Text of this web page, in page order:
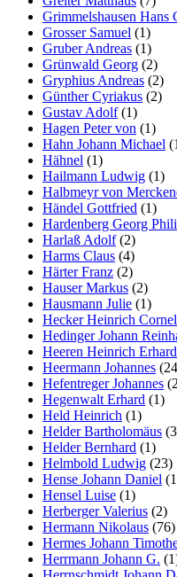
Grimmelshausen Hans
Grosser Samuel (1)
Gruber Andreas (1)
Grünwald Georg (2)
Gryphius Andreas (2)
Günther Cyriakus (2)
Gustav Adolf(1)
Hagen Peter von (1)
Hahn Johann Michael
Hähnel (1)
Hailmann Ludwig (1)
Halbmeyr von
Händel Gottfried (1)
Hardenberg Georg
Harlaß Adolf(2)
Harms Claus (4)
Härter Franz (2)
Hauser Markus (2)
Hausmann Julie (1)
Hecker Heinrich
Hedinger Johann
Heeren Heinrich Erhard
Heermann Johannes
Hefentreger Johannes
Hegenwalt Erhard (1)
Held Heinrich (1)
Helder Bartholomäus
Helder Bernhard (1)
Helmbold Ludwig (23)
Hense Johann Daniel
Hensel Luise (1)
Herberger Valerius (2)
Hermann Nikolaus (76)
Hermes Johann
Herrmann Johann G.